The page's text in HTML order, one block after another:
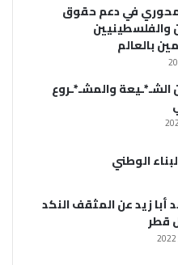
في دعم حقوق
والفلسطينيين
بالعالم
الشـ*ـيعة والمشـ*ـروع
الوطني
زيد عن المثقف النكد
قطر